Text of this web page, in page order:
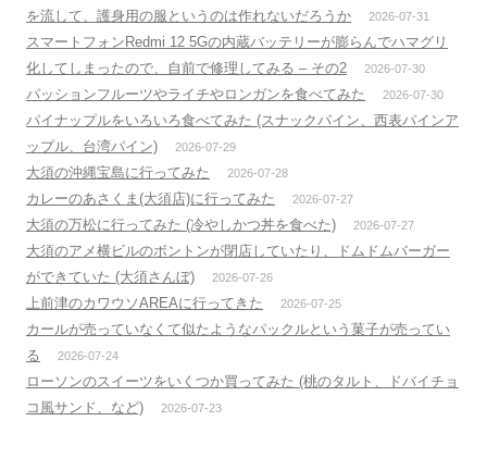
を流して、護身用の服というのは作れないだろうか
2026-07-31
スマートフォンRedmi 12 5Gの内蔵バッテリーが膨らんでハマグリ
化してしまったので、自前で修理してみる – その2
2026-07-30
パッションフルーツやライチやロンガンを食べてみた 2026-07-30
パイナップルをいろいろ食べてみた (スナックパイン、西表パインア
ップル、台湾パイン)
2026-07-29
大須の沖縄宝島に行ってみた 2026-07-28
カレーのあさくま(大須店)に行ってみた 2026-07-27
大須の万松に行ってみた (冷やしかつ丼を食べた) 2026-07-27
大須のアメ横ビルのボントンが閉店していたり、ドムドムバーガー
ができていた (大須さんぼ)
2026-07-26
上前津のカワウソAREAに行ってきた 2026-07-25
カールが売っていなくて似たようなパックルという菓子が売ってい
る
2026-07-24
ローソンのスイーツをいくつか買ってみた (桃のタルト、ドバイチョ
コ風サンド、など)
2026-07-23